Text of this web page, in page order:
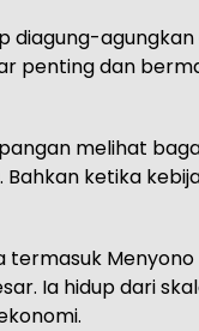
diagung-
penting dan
melihat
ketika
termasuk
Ia hidup dari